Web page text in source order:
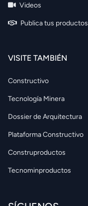
Videos
Publica tus productos
VISITE TAMBIÉN
Constructivo
Tecnología Minera
Dossier de Arquitectura
Plataforma Constructivo
Construproductos
Tecnominproductos